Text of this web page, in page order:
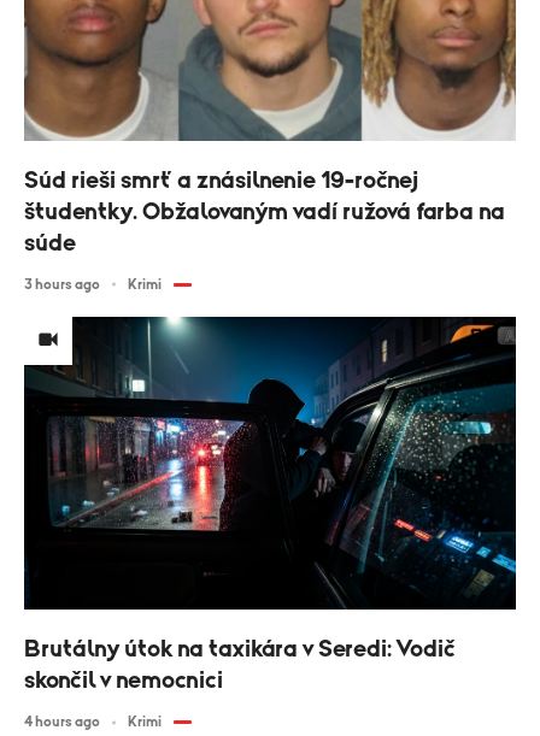
Súd rieši smrť a znásilnenie 19-ročnej
študentky. Obžalovaným vadí ružová farba na
súde
3 hours ago Krimi
Brutálny útok na taxikára v Seredi: Vodič
skončil v nemocnici
4 hours ago Krimi